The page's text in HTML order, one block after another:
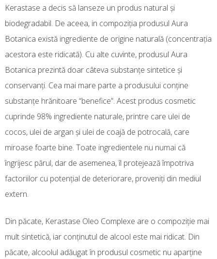
Kerastase a decis să lanseze un produs natural şi
biodegradabil. De aceea, in compoziţia produsul Aura
Botanica există ingrediente de origine naturală (concentraţia
acestora este ridicată). Cu alte cuvinte, produsul Aura
Botanica prezintă doar câteva substanţe sintetice şi
conservanţi. Cea mai mare parte a produsului conţine
substanţe hrănitoare “benefice”. Acest produs cosmetic
cuprinde 98% ingrediente naturale, printre care ulei de
cocos, ulei de argan şi ulei de coajă de potrocală, care
miroase foarte bine. Toate ingredientele nu numai că
îngrijesc părul, dar de asemenea, îl protejează împotriva
factoriilor cu potenţial de deteriorare, proveniţi din mediul
extern.
Din păcate, Kerastase Oleo Complexe are o compoziţie mai
mult sintetică, iar conţinutul de alcool este mai ridicat. Din
păcate, alcoolul adăugat în produsul cosmetic nu aparţine